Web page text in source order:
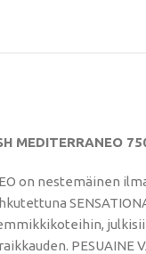
MEDITERRANEO
on
PESUAINE